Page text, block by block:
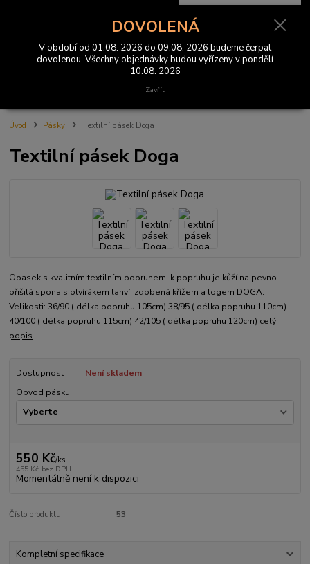
Menu
0 Kč
Úvod Pásky Textilní pásek Doga
Textilní pásek Doga
Opasek s kvalitním textilním popruhem, k popruhu je kůží na pevno
přišitá spona s otvírákem lahví, zdobená křížem a logem DOGA.
Velikosti: 36/90 ( délka popruhu 105cm) 38/95 ( délka popruhu 110cm)
40/100 ( délka popruhu 115cm) 42/105 ( délka popruhu 120cm) celý
popis
Dostupnost
Není skladem
Obvod pásku
550 Kč/ks
455 Kč bez DPH
Momentálně není k dispozici
Číslo produktu: 53
Kompletní specifikace
DOVOLENÁ
V období od 01.08. 2026 do 09.08. 2026 budeme čerpat
dovolenou. Všechny objednávky budou vyřízeny v pondělí
10.08. 2026
Zavřít